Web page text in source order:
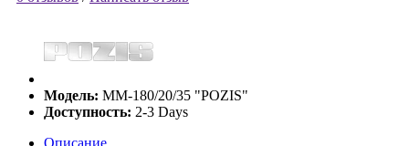
Модель: ММ-180/20/35 "POZIS"
Доступность: 2-3 Days